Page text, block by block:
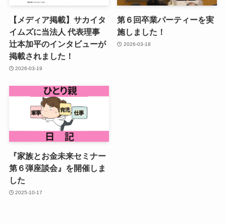
【メディア掲載】サカイタ
イムズに当法人 代表理事
辻本加平のインタビューが
掲載されました！
2026-03-19
第６回卒業パーティーを実
施しました！
2026-03-18
『家族とお金未来セミナー
第６弾座談会』を開催しま
した
2025-10-17